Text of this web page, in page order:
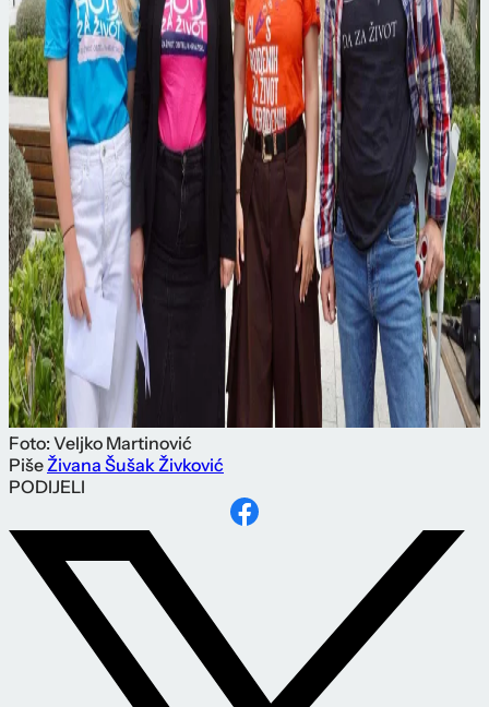
Foto: Veljko Martinović
PišeŽivana Šušak Živković
PODIJELI